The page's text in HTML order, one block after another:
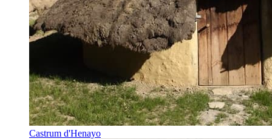
Castrum d'Henayo